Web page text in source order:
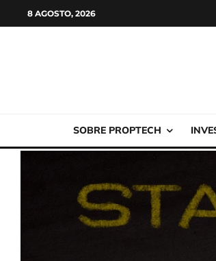
8 AGOSTO, 2026
SOBRE PROPTECH